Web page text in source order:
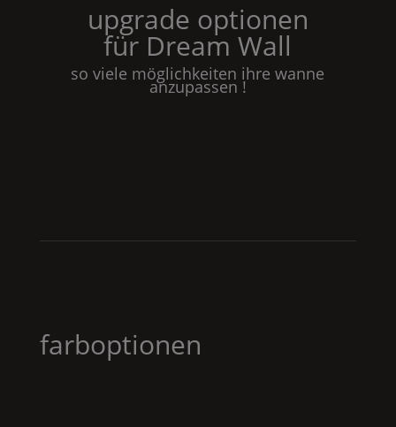
upgrade optionen
für Dream Wall
so viele möglichkeiten ihre wanne
anzupassen !
farboptionen